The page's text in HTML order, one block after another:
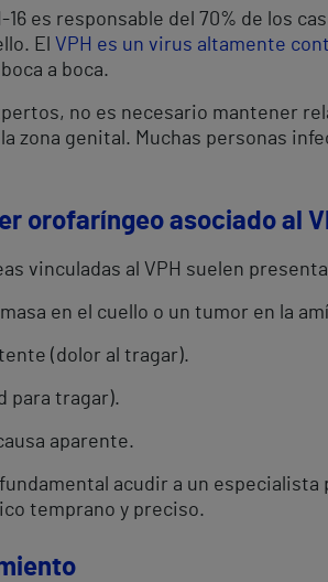
16 es responsable del 70% de los
El VPH es un virus altamente
a boca.
no es necesario mantener
zona genital. Muchas personas
orofaríngeo asociado al
vinculadas al VPH suelen
en el cuello o un tumor en la
(dolor al tragar).
para tragar).
aparente.
acudir a un
temprano y preciso.